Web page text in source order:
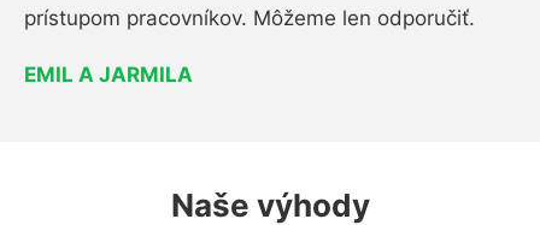
prístupom pracovníkov. Môžeme len odporučiť.
EMIL A JARMILA
Naše výhody